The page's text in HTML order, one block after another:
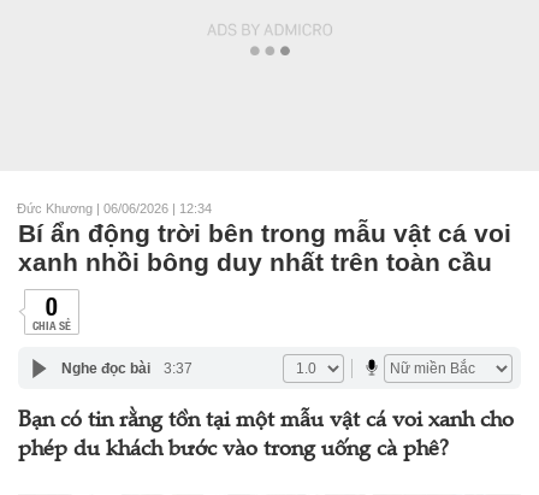
Đức Khương | 06/06/2026 | 12:34
Bí ẩn động trời bên trong mẫu vật cá voi
xanh nhồi bông duy nhất trên toàn cầu
0
CHIA SẺ
Nghe đọc bài 3:37
Bạn có tin rằng tồn tại một mẫu vật cá voi xanh cho
phép du khách bước vào trong uống cà phê?